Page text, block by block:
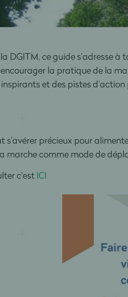
DGITM, ce guide s’adresse
la pratique de la
inspirants et des pistes
s’avérer précieux pour
marche comme mode de
c'est ICI